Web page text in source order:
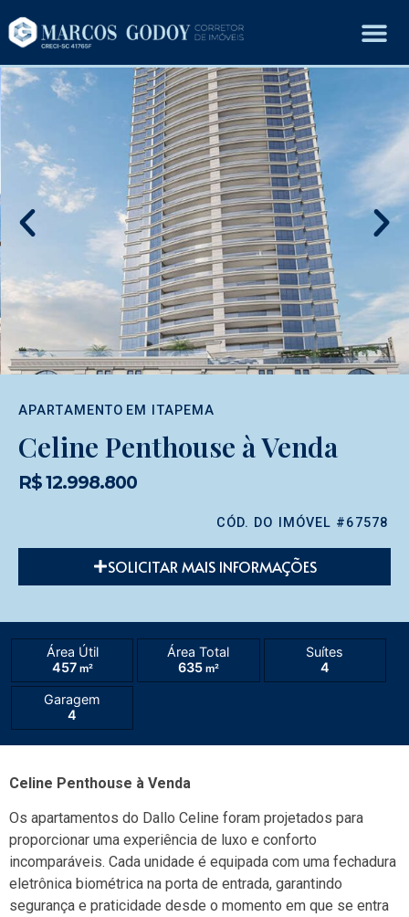
APARTAMENTO EM ITAPEMA
Celine Penthouse à Venda
R$ 12.998.800
CÓD. DO IMÓVEL #67578
SOLICITAR MAIS INFORMAÇÕES
Área Útil
457m²
Área Total
635m²
Suítes
4
Garagem
4
Celine Penthouse à Venda
Os apartamentos do Dallo Celine foram projetados para
proporcionar uma experiência de luxo e conforto
incomparáveis. Cada unidade é equipada com uma fechadura
eletrônica biométrica na porta de entrada, garantindo
segurança e praticidade desde o momento em que se entra